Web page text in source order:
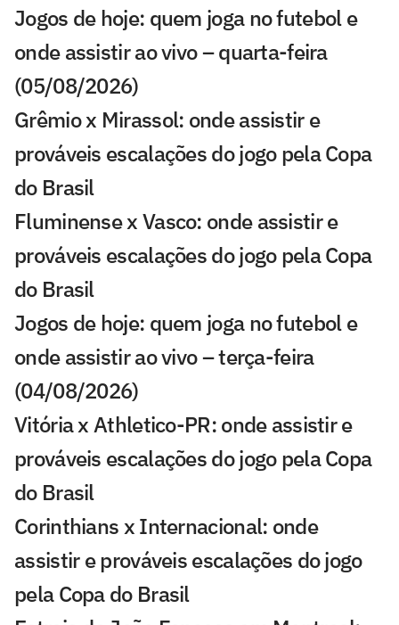
Jogos de hoje: quem joga no futebol e
onde assistir ao vivo – quarta-feira
(05/08/2026)
Grêmio x Mirassol: onde assistir e
prováveis escalações do jogo pela Copa
do Brasil
Fluminense x Vasco: onde assistir e
prováveis escalações do jogo pela Copa
do Brasil
Jogos de hoje: quem joga no futebol e
onde assistir ao vivo – terça-feira
(04/08/2026)
Vitória x Athletico-PR: onde assistir e
prováveis escalações do jogo pela Copa
do Brasil
Corinthians x Internacional: onde
assistir e prováveis escalações do jogo
pela Copa do Brasil